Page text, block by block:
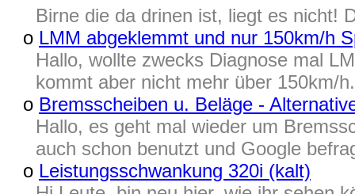
Birne die da drinen ist, liegt es nicht!
o LMM abgeklemmt und nur 150km/h
Hallo, wollte zwecks Diagnose mal
kommt aber nicht mehr über 150km/
o Bremsscheiben u. Beläge -
Hallo, es geht mal wieder um
auch schon benutzt und Google
o Leistungsschwankung 320i (kalt)